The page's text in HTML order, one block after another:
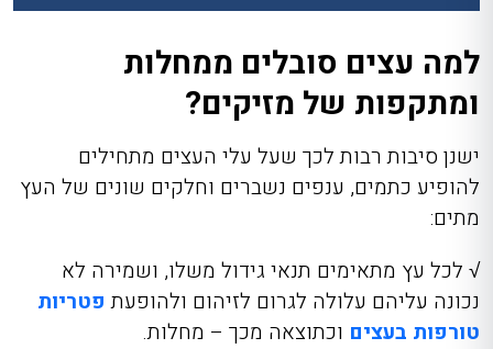
למה עצים סובלים ממחלות
ומתקפות של מזיקים?
ישנן סיבות רבות לכך שעל עלי העצים מתחילים
להופיע כתמים, ענפים נשברים וחלקים שונים של העץ
מתים:
√ לכל עץ מתאימים תנאי גידול משלו, ושמירה לא
נכונה עליהם עלולה לגרום לזיהום ולהופעת פטריות
טורפות בעצים וכתוצאה מכך – מחלות.